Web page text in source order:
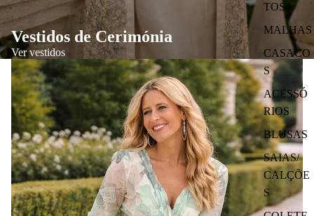
TOS
MALHAS
CASACO
S
ACESSÓ
RIOS
BLUSAS
SAIAS/
CALÇÕE
S
Vestidos de Cerimónia
Ver vestidos